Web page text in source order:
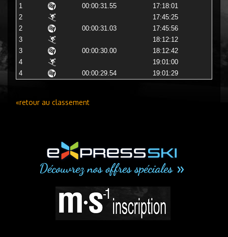
1
00:00:31.55
17:18:01
2
17:45:25
2
00:00:31.03
17:45:56
3
18:12:12
3
00:00:30.00
18:12:42
4
19:01:00
4
00:00:29.54 19:01:29
«retour au classement